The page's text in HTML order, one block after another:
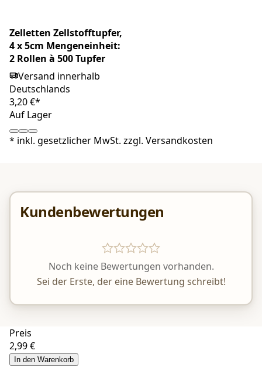
Zelletten Zellstofftupfer,
4 x 5cm Mengeneinheit:
2 Rollen à 500 Tupfer
Versand innerhalb
Deutschlands
3,20 €*
Auf Lager
* inkl. gesetzlicher MwSt. zzgl. Versandkosten
Kundenbewertungen
Noch keine Bewertungen vorhanden.
Sei der Erste, der eine Bewertung schreibt!
Preis
2,99 €
In den Warenkorb